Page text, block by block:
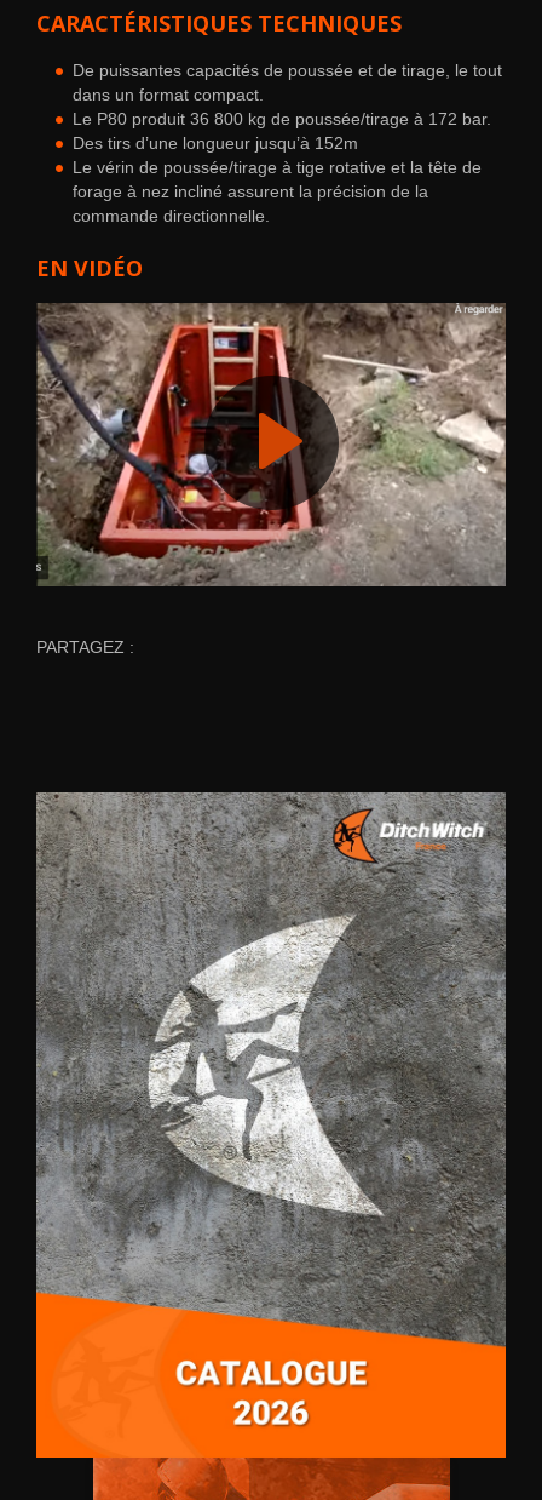
CARACTÉRISTIQUES TECHNIQUES
De puissantes capacités de poussée et de tirage, le tout
dans un format compact.
Le P80 produit 36 800 kg de poussée/tirage à 172 bar.
Des tirs d’une longueur jusqu’à 152m
Le vérin de poussée/tirage à tige rotative et la tête de
forage à nez incliné assurent la précision de la
commande directionnelle.
EN VIDÉO
PARTAGEZ :